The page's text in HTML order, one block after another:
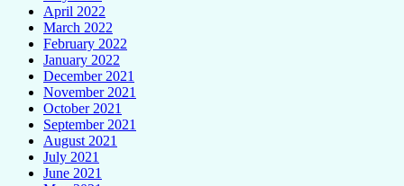
April 2022
March 2022
February 2022
January 2022
December 2021
November 2021
October 2021
September 2021
August 2021
July 2021
June 2021